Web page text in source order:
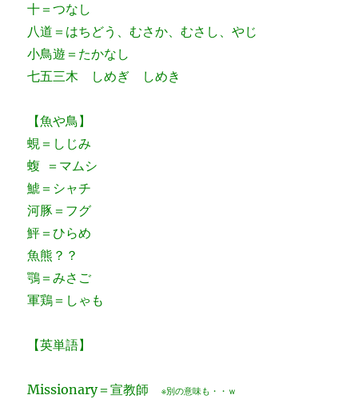
十＝つなし
八道＝はちどう、むさか、むさし、やじ
小鳥遊＝たかなし
七五三木 しめぎ しめき
【魚や鳥】
蜆＝しじみ
蝮 ＝マムシ
鯱＝シャチ
河豚＝フグ
鮃＝ひらめ
魚熊？？
鶚＝みさご
軍鶏＝しゃも
【英単語】
Missionary＝宣教師※別の意味も・・ｗ